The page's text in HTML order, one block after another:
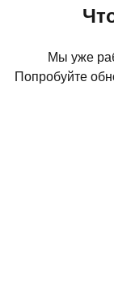
Мы уже
Попробуйте